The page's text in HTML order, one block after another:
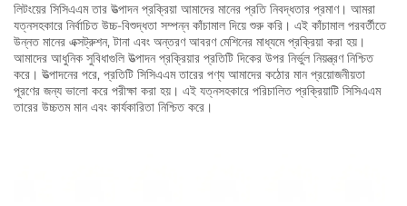
লিটংয়ের সিসিএএম তার উত্পাদন প্রক্রিয়া আমাদের মানের প্রতি নিবদ্ধতার প্রমাণ। আমরা
যত্নসহকারে নির্বাচিত উচ্চ-বিশুদ্ধতা সম্পন্ন কাঁচামাল দিয়ে শুরু করি। এই কাঁচামাল পরবর্তীতে
উন্নত মানের এক্সট্রুশন, টানা এবং অন্তরণ আবরণ মেশিনের মাধ্যমে প্রক্রিয়া করা হয়।
আমাদের আধুনিক সুবিধাগুলি উত্পাদন প্রক্রিয়ার প্রতিটি দিকের উপর নির্ভুল নিয়ন্ত্রণ নিশ্চিত
করে। উত্পাদনের পরে, প্রতিটি সিসিএএম তারের পণ্য আমাদের কঠোর মান প্রয়োজনীয়তা
পূরণের জন্য ভালো করে পরীক্ষা করা হয়। এই যত্নসহকারে পরিচালিত প্রক্রিয়াটি সিসিএএম
তারের উচ্চতম মান এবং কার্যকারিতা নিশ্চিত করে।